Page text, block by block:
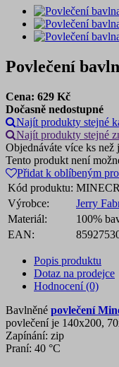
Povlečení
Cena: 629 Kč
Dočasně nedostupné
Najít produkty stejné
Najít produkty stejné
Objednáváte více ks než
Tento produkt není
Přidat k oblíbeným
Kód produktu:
Výrobce:
Jerry
Materiál:
100%
EAN:
Popis produktu
Dotaz na prodejce
Hodnocení (0)
Bavlněné povlečení
povlečení je 140x200,
Zapínání: zip
Praní: 40 °C